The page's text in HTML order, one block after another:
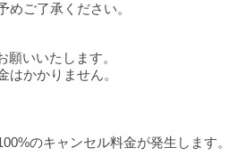
ご了承ください。
いいたします。
かかりません。
のキャンセル料金が発生します。